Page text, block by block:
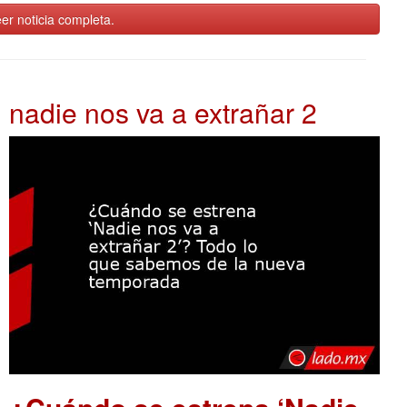
noticia completa.
nadie nos va a extrañar 2